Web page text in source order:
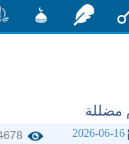
مضللة
2026-06-16